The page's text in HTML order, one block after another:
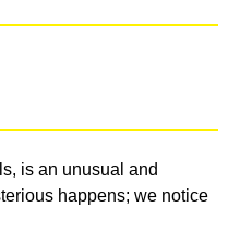
is an unusual and
happens; we notice